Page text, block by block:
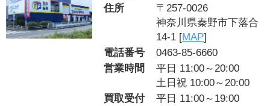
住所
〒257-0026
神奈川県秦野市下落合
14-1 [MAP]
電話番号
0463-85-6660
営業時間
平日 11:00～20:00
土日祝 10:00～20:00
買取受付
平日 11:00～19:00